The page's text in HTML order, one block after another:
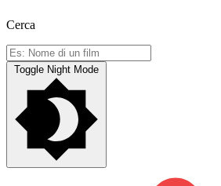
Cerca
Toggle Night Mode